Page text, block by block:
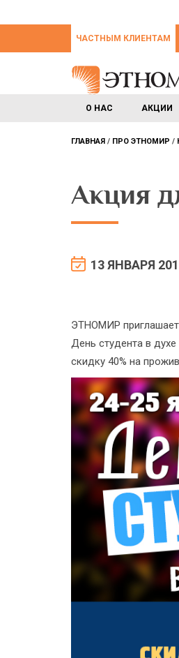
ЧАСТНЫМ КЛИЕНТАМ
О НАС АКЦИИ
ГЛАВНАЯ ПРО ЭТНОМИР
Акция
13 ЯНВАРЯ
ЭТНОМИР приглашает
День студента в
скидку 40% на